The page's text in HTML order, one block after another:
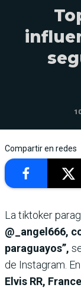
Compartir en redes
La tiktoker
@_angel666,
paraguayos”,
de Instagram.
Elvis RR,